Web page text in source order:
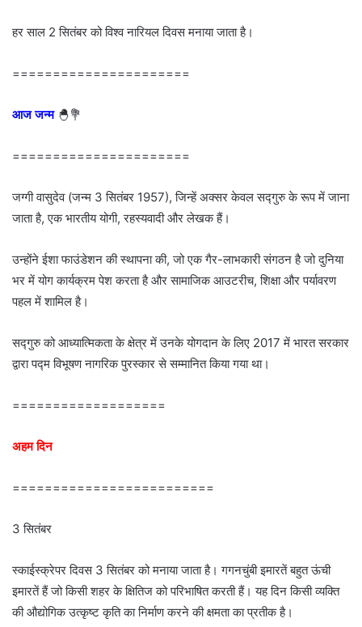
हर साल 2 सितंबर को विश्व नारियल दिवस मनाया जाता है।
======================
आज जन्म 🐣💐
======================
जग्गी वासुदेव (जन्म 3 सितंबर 1957), जिन्हें अक्सर केवल सद्गुरु के रूप में जाना
जाता है, एक भारतीय योगी, रहस्यवादी और लेखक हैं।
उन्होंने ईशा फाउंडेशन की स्थापना की, जो एक गैर-लाभकारी संगठन है जो दुनिया
भर में योग कार्यक्रम पेश करता है और सामाजिक आउटरीच, शिक्षा और पर्यावरण
पहल में शामिल है।
सद्गुरु को आध्यात्मिकता के क्षेत्र में उनके योगदान के लिए 2017 में भारत सरकार
द्वारा पद्म विभूषण नागरिक पुरस्कार से सम्मानित किया गया था।
===================
अहम दिन
=========================
3 सितंबर
स्काईस्क्रेपर दिवस 3 सितंबर को मनाया जाता है। गगनचुंबी इमारतें बहुत ऊंची
इमारतें हैं जो किसी शहर के क्षितिज को परिभाषित करती हैं। यह दिन किसी व्यक्ति
की औद्योगिक उत्कृष्ट कृति का निर्माण करने की क्षमता का प्रतीक है।